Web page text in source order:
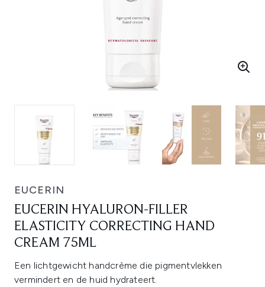
EUCERIN
EUCERIN HYALURON-FILLER
ELASTICITY CORRECTING HAND
CREAM 75ML
Een lichtgewicht handcrème die pigmentvlekken
vermindert en de huid hydrateert.